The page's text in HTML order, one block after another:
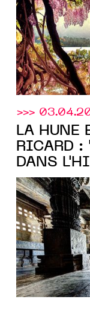
>>>
LA HUNE
RICARD
DANS